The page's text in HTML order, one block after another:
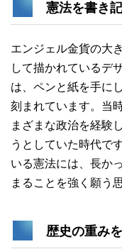
憲法を書き
エンジェル金貨の大
して描かれているデ
は、ペンと紙を手に
刻まれています。当
まざまな政治を経験
うとしていた時代で
いる憲法には、長か
まることを強く願う
歴史の重み